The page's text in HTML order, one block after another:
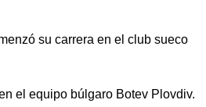
su carrera en el club sueco
el equipo búlgaro Botev Plovdiv.